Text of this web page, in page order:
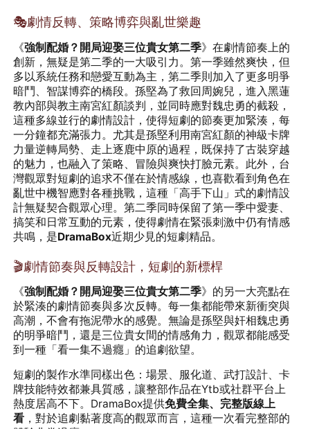
🎭劇情反轉、策略博弈與亂世樂趣
《強制配婚？開局迎娶三位貴女第二季》在劇情節奏上的
創新，無疑是第二季的一大吸引力。第一季雖然爽快，但
多以系統任務和戀愛互動為主，第二季則加入了更多明爭
暗鬥、智謀博弈的橋段。孫堅為了救回周婉兒，進入黑蓮
教內部與教主南宮紅顏談判，並同時應對魏忠勇的截殺，
這種多線並行的劇情設計，使得短劇的節奏更加緊湊，每
一分鐘都充滿張力。尤其是孫堅利用南宮紅顏的神級卡牌
力量逆轉局勢、走上逐鹿中原的過程，既保持了古裝穿越
的魅力，也融入了策略、冒險與爽快打臉元素。此外，台
灣觀眾對短劇的追求不僅在於情感線，也喜歡看到角色在
亂世中機智應對各種挑戰，這種「高手下山」式的劇情設
計無疑契合觀眾心理。第二季同時保留了第一季中愛妻、
搞笑和日常互動的元素，使得劇情在緊張刺激中仍有情感
共鳴，是DramaBox近期少見的短劇精品。
🎬劇情節奏與反轉設計，短劇的新標桿
《強制配婚？開局迎娶三位貴女第二季》的另一大亮點在
於緊湊的劇情節奏與多次反轉。每一集都能帶來新衝突與
高潮，不會有拖泥帶水的感覺。無論是孫堅與奸相魏忠勇
的明爭暗鬥，還是三位貴女間的情感角力，觀眾都能感受
到一種「看一集不過癮」的追劇欲望。
短劇的製作水準同樣出色：場景、服化道、武打設計、卡
牌技能特效都兼具質感，讓整部作品在Ytb或社群平台上
熱度居高不下。DramaBox提供免費全集、完整版線上
看 ，對於追劇黏著度高的觀眾而言，這種一次看完整部的